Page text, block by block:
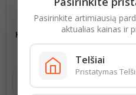
DŽIOVINTI IMBIERO
KUBELIAI, 100G CUKRUOTI
1,69 €
Pasirinkite artimiausią
aktualias kainas ir
Telšiai
Pristatymas